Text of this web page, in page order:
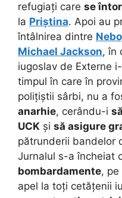
refugiați care se
la Priștina. Apoi au
întâlnirea dintre
Michael Jackson, în
iugoslav de Externe
timpul în care în
polițiștii sârbi, nu a
anarhie, cerându-i
UCK și să asigure
pătrunderii bandelor
Jurnalul s-a încheiat
bombardamente, pe
apel la toți cetățenii